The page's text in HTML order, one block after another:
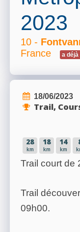
2023
10 -
France
a déjà
18/06/2023
Trail,
28
km
18
km
14
km
Trail court de
Trail
09h00.